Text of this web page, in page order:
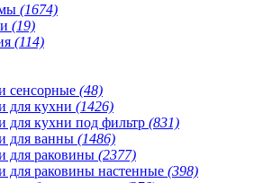
(1674)
(19)
(114)
сенсорные (48)
для кухни (1426)
для кухни под фильтр (831)
для ванны (1486)
для раковины (2377)
для раковины настенные (398)